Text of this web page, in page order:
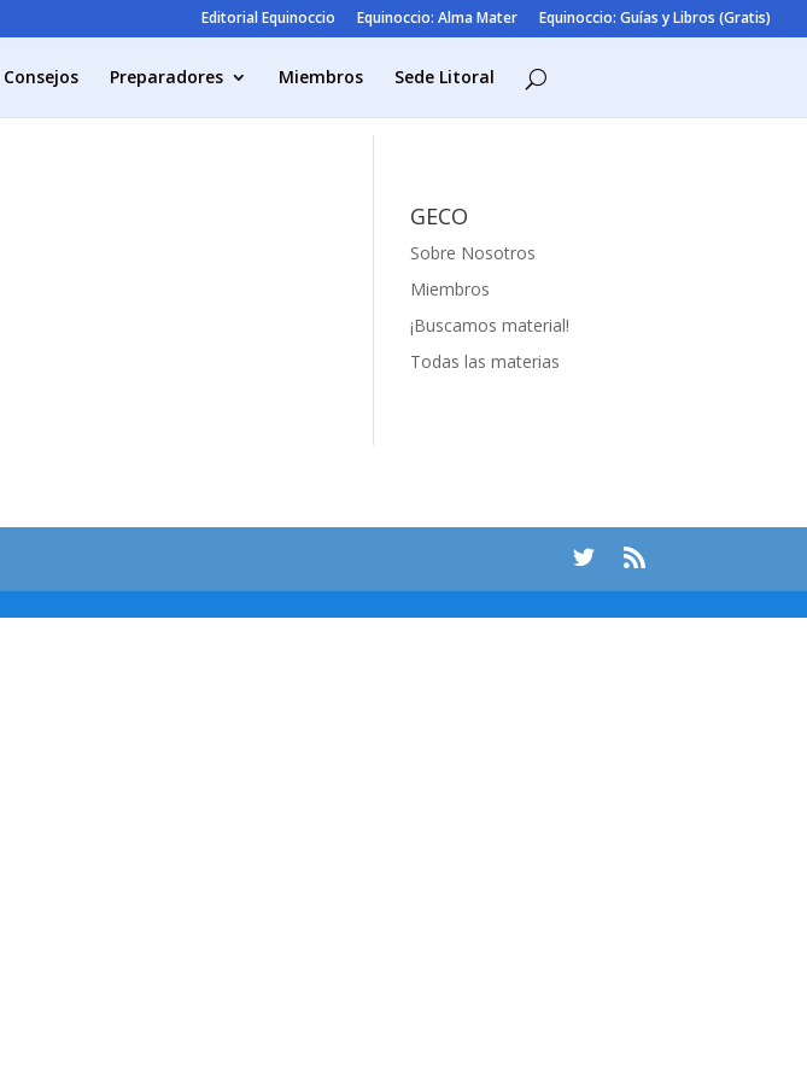
Editorial Equinoccio Equinoccio: Alma Mater Equinoccio: Guías y Libros (Gratis)
Consejos Preparadores Miembros Sede Litoral
GECO
Sobre Nosotros
Miembros
¡Buscamos material!
Todas las materias